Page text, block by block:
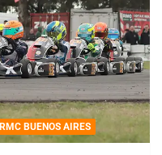
RMC BUENOS AIRES